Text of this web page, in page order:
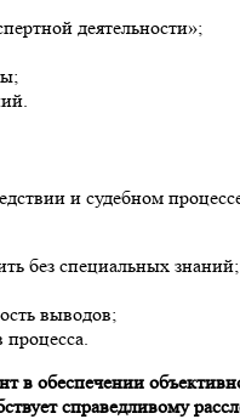
деятельности»;
и судебном
без специальных знаний;
выводов;
обеспечении
справедливому